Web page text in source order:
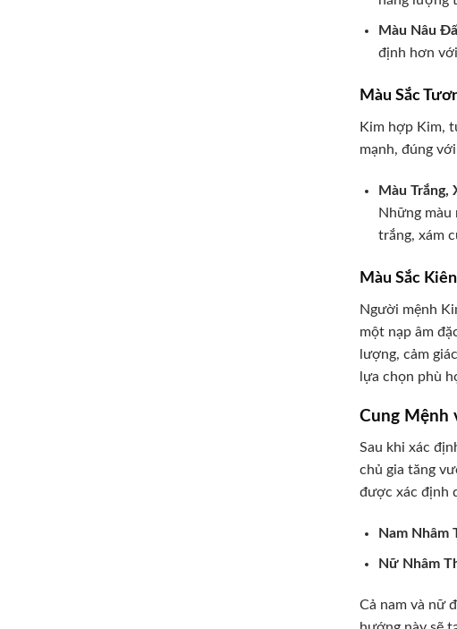
Màu Nâu
định hơn
Màu Sắc
Kim hợp Kim,
mạnh, đúng
Màu Trắng,
Những màu
trắng, xám
Màu Sắc
Người mệnh
một nạp âm
lượng, cảm
lựa chọn phù
Cung Mệnh
Sau khi xác
chủ gia tăng
được xác định
Nam Nhâm
Nữ Nhâm
Cả nam và nữ